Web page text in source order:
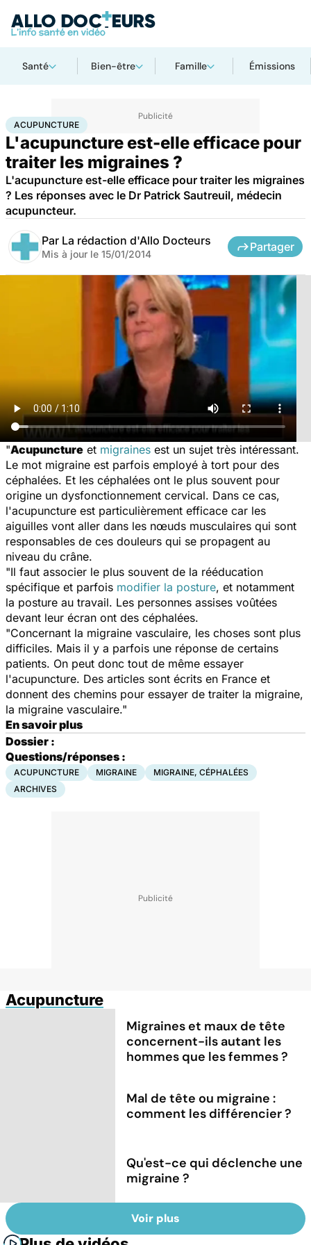
Santé Bien-être Famille Émissions
AccueilSantéAcupuncture
ACUPUNCTURE
L'acupuncture est-elle efficace pour
traiter les migraines ?
L'acupuncture est-elle efficace pour traiter les migraines
? Les réponses avec le Dr Patrick Sautreuil, médecin
acupuncteur.
Par La rédaction d'Allo Docteurs
Mis à jour le 15/01/2014
Partager
"Acupuncture et migraines est un sujet très intéressant.
Le mot migraine est parfois employé à tort pour des
céphalées. Et les céphalées ont le plus souvent pour
origine un dysfonctionnement cervical. Dans ce cas,
l'acupuncture est particulièrement efficace car les
aiguilles vont aller dans les nœuds musculaires qui sont
responsables de ces douleurs qui se propagent au
niveau du crâne.
"Il faut associer le plus souvent de la rééducation
spécifique et parfois modifier la posture, et notamment
la posture au travail. Les personnes assises voûtées
devant leur écran ont des céphalées.
"Concernant la migraine vasculaire, les choses sont plus
difficiles. Mais il y a parfois une réponse de certains
patients. On peut donc tout de même essayer
l'acupuncture. Des articles sont écrits en France et
donnent des chemins pour essayer de traiter la migraine,
la migraine vasculaire."
En savoir plus
Dossier :
Questions/réponses :
ACUPUNCTURE MIGRAINE
MIGRAINE, CÉPHALÉES
ARCHIVES
Acupuncture
Migraines et maux de tête
concernent-ils autant les
hommes que les femmes ?
Mal de tête ou migraine :
comment les différencier ?
Qu'est-ce qui déclenche une
migraine ?
Voir plus